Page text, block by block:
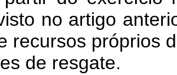
no artigo
recursos próprios
de resgate.